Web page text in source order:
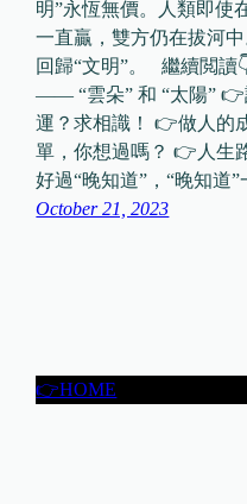
明”永恆無價。人類即使
一直贏，雙方仍在拔河
回歸“文明”。 繼續閲讀
—— “雲朵” 和 “太陽” 👉
運？求相識！ 👉做人的
單，你想過嗎？ 👉人生
好過“晚知道”，“晚知道
October 21, 2023
👉HOME